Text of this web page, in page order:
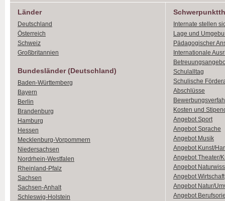
Länder
Deutschland
Österreich
Schweiz
Großbritannien
Bundesländer (Deutschland)
Baden-Württemberg
Bayern
Berlin
Brandenburg
Hamburg
Hessen
Mecklenburg-Vorpommern
Niedersachsen
Nordrhein-Westfalen
Rheinland-Pfalz
Sachsen
Sachsen-Anhalt
Schleswig-Holstein
Internate stellen
Lage und
Pädagogischer
Internationale
Schulalltag
Schulische
Abschlüsse
Kosten und
Angebot Sport
Angebot Sprache
Angebot Musik
Angebot Kunst/
Angebot Theater/
Angebot
Angebot Wirtschaft
Angebot Natur/
Angebot